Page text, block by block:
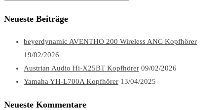
Neueste Beiträge
beyerdynamic AVENTHO 200 Wireless ANC Kopfhörer
19/02/2026
Austrian Audio Hi-X25BT Kopfhörer 09/02/2026
Yamaha YH-L700A Kopfhörer 13/04/2025
Neueste Kommentare